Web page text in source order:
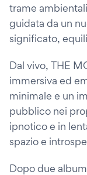
trame
guidata da un
significato,
Dal vivo, THE
immersiva ed
minimale e un
pubblico nei
ipnotico e in
spazio e
Dopo due